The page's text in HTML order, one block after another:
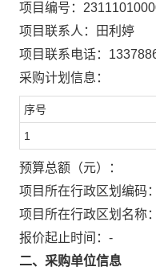
项目编号：
项目联系人：
田利婷
项目联系电话：
采购计划信息：
序号
1
预算总额（元）：
项目所在行政区划编码：
项目所在行政区划名称：
报价起止时间：-
二、采购单位信息